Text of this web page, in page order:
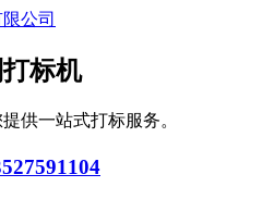
标机
供一站式打标服务。